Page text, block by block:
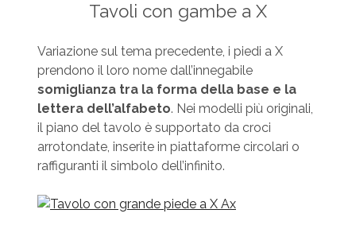
Tavoli con gambe a X
Variazione sul tema precedente, i piedi a X
prendono il loro nome dall’innegabile
somiglianza tra la forma della base e la
lettera dell’alfabeto. Nei modelli più originali,
il piano del tavolo è supportato da croci
arrotondate, inserite in piattaforme circolari o
raffiguranti il simbolo dell’infinito.